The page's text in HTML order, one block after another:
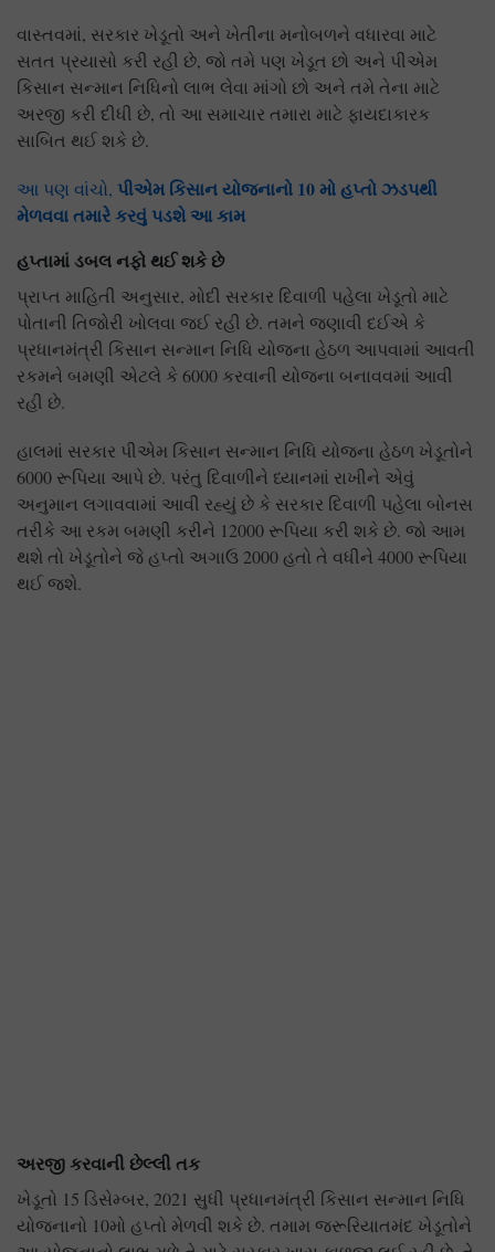
વાસ્તવમાં, સરકાર ખેડૂતો અને ખેતીના મનોબળને વધારવા માટે
સતત પ્રયાસો કરી રહી છે, જો તમે પણ ખેડૂત છો અને પીએમ
કિસાન સન્માન નિધિનો લાભ લેવા માંગો છો અને તમે તેના માટે
અરજી કરી દીધી છે, તો આ સમાચાર તમારા માટે ફાયદાકારક
સાબિત થઈ શકે છે.
આ પણ વાંચો, પીએમ કિસાન યોજનાનો 10 મો હપ્તો ઝડપથી
મેળવવા તમારે કરવું પડશે આ કામ
હપ્તામાં ડબલ નફો થઈ શકે છે
પ્રાપ્ત માહિતી અનુસાર, મોદી સરકાર દિવાળી પહેલા ખેડૂતો માટે
પોતાની તિજોરી ખોલવા જઈ રહી છે. તમને જણાવી દઈએ કે
પ્રધાનમંત્રી કિસાન સન્માન નિધિ યોજના હેઠળ આપવામાં આવતી
રકમને બમણી એટલે કે 6000 કરવાની યોજના બનાવવમાં આવી
રહી છે.
હાલમાં સરકાર પીએમ કિસાન સન્માન નિધિ યોજના હેઠળ ખેડૂતોને
6000 રૂપિયા આપે છે. પરંતુ દિવાળીને ધ્યાનમાં રાખીને એવું
અનુમાન લગાવવામાં આવી રહ્યું છે કે સરકાર દિવાળી પહેલા બોનસ
તરીકે આ રકમ બમણી કરીને 12000 રૂપિયા કરી શકે છે. જો આમ
થશે તો ખેડૂતોને જે હપ્તો અગાઉ 2000 હતો તે વધીને 4000 રૂપિયા
થઈ જશે.
અરજી કરવાની છેલ્લી તક
ખેડૂતો 15 ડિસેમ્બર, 2021 સુધી પ્રધાનમંત્રી કિસાન સન્માન નિધિ
યોજનાનો 10મો હપ્તો મેળવી શકે છે. તમામ જરૂરિયાતમંદ ખેડૂતોને